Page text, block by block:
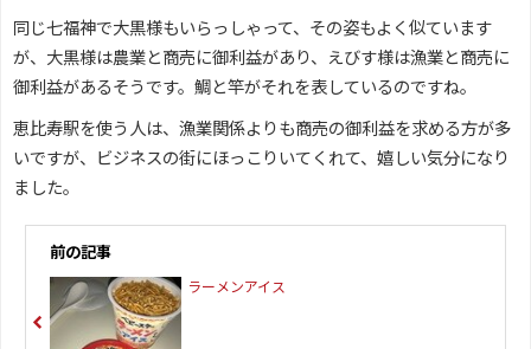
同じ七福神で大黒様もいらっしゃって、その姿もよく似ています
が、大黒様は農業と商売に御利益があり、えびす様は漁業と商売に
御利益があるそうです。鯛と竿がそれを表しているのですね。
恵比寿駅を使う人は、漁業関係よりも商売の御利益を求める方が多
いですが、ビジネスの街にほっこりいてくれて、嬉しい気分になり
ました。
前の記事
ラーメンアイス